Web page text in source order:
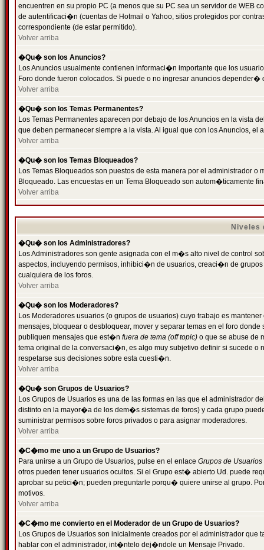
encuentren en su propio PC (a menos que su PC sea un servidor de
de autentificaci�n (cuentas de Hotmail o Yahoo, sitios protegidos por
correspondiente (de estar permitido).
Volver arriba
�Qu� son los Anuncios?
Los Anuncios usualmente contienen informaci�n importante que los
Foro donde fueron colocados. Si puede o no ingresar anuncios
Volver arriba
�Qu� son los Temas Permanentes?
Los Temas Permanentes aparecen por debajo de los Anuncios en la
que deben permanecer siempre a la vista. Al igual que con los Anuncios,
Volver arriba
�Qu� son los Temas Bloqueados?
Los Temas Bloqueados son puestos de esta manera por el administrador
Bloqueado. Las encuestas en un Tema Bloqueado son autom�ticamente
Volver arriba
Niveles
�Qu� son los Administradores?
Los Administradores son gente asignada con el m�s alto nivel de control
aspectos, incluyendo permisos, inhibici�n de usuarios, creaci�n de
cualquiera de los foros.
Volver arriba
�Qu� son los Moderadores?
Los Moderadores usuarios (o grupos de usuarios) cuyo trabajo es
mensajes, bloquear o desbloquear, mover y separar temas en el foro
publiquen mensajes que est�n fuera de tema (off topic) o que se abuse de
tema original de la conversaci�n, es algo muy subjetivo definir si sucede
respetarse sus decisiones sobre esta cuesti�n.
Volver arriba
�Qu� son Grupos de Usuarios?
Los Grupos de Usuarios es una de las formas en las que el administrador
distinto en la mayor�a de los dem�s sistemas de foros) y cada grupo
suministrar permisos sobre foros privados o para asignar moderadores.
Volver arriba
�C�mo me uno a un Grupo de Usuarios?
Para unirse a un Grupo de Usuarios, pulse en el enlace Grupos de Usuarios
otros pueden tener usuarios ocultos. Si el Grupo est� abierto Ud. puede
aprobar su petici�n; pueden preguntarle porqu� quiere unirse al grupo.
motivos.
Volver arriba
�C�mo me convierto en el Moderador de un Grupo de Usuarios?
Los Grupos de Usuarios son inicialmente creados por el administrador
hablar con el administrador, int�ntelo dej�ndole un Mensaje Privado.